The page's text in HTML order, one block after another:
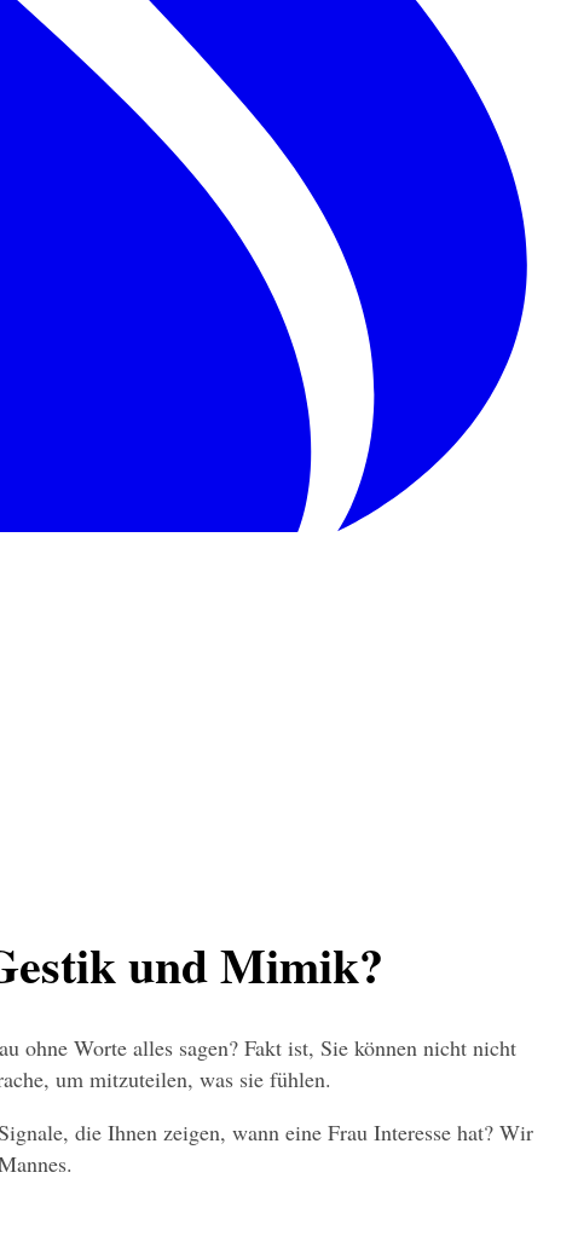
und Mimik?
ohne Worte alles sagen? Fakt ist, Sie können nicht nicht
um mitzuteilen, was sie fühlen.
die Ihnen zeigen, wann eine Frau Interesse hat? Wir